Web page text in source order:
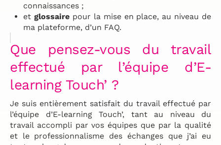
connaissances ;
etglossaire pour la mise en place, au niveau de
ma plateforme, d’un FAQ.
Que pensez-vous du travail
effectué par l’équipe d’E-
learning Touch’ ?
Je suis entièrement satisfait du travail effectué par
l’équipe d’E-learning Touch’, tant au niveau du
travail accompli par vos équipes que par la qualité
et le professionnalisme des échanges que j’ai eu